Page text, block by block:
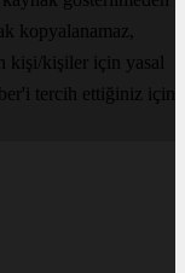
kopyalanamaz,
kişi/kişiler için yasal
tercih ettiğiniz için